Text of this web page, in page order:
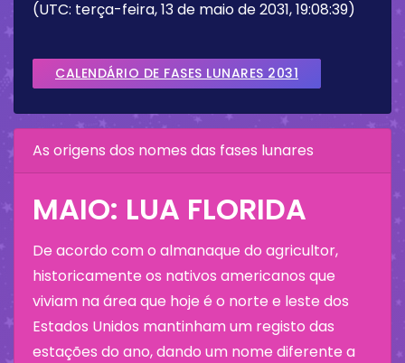
(UTC: terça-feira, 13 de maio de 2031, 19:08:39)
CALENDÁRIO DE FASES LUNARES 2031
As origens dos nomes das fases lunares
MAIO: LUA FLORIDA
De acordo com o almanaque do agricultor,
historicamente os nativos americanos que
viviam na área que hoje é o norte e leste dos
Estados Unidos mantinham um registo das
estações do ano, dando um nome diferente a